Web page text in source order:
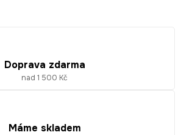
Doprava zdarma
nad 1 500 Kč
Máme skladem